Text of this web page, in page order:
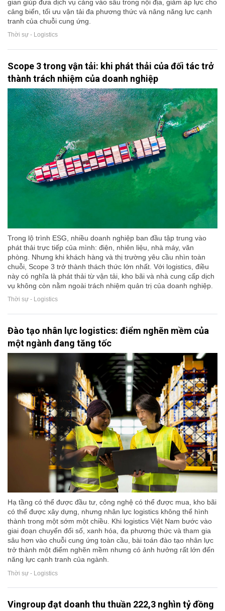
gian giúp đưa dịch vụ cảng vào sâu trong nội địa, giảm áp lực cho
cảng biển, tối ưu vận tải đa phương thức và nâng năng lực cạnh
tranh của chuỗi cung ứng.
Thời sự - Logistics
Scope 3 trong vận tải: khi phát thải của đối tác trở
thành trách nhiệm của doanh nghiệp
Trong lộ trình ESG, nhiều doanh nghiệp ban đầu tập trung vào
phát thải trực tiếp của mình: điện, nhiên liệu, nhà máy, văn
phòng. Nhưng khi khách hàng và thị trường yêu cầu nhìn toàn
chuỗi, Scope 3 trở thành thách thức lớn nhất. Với logistics, điều
này có nghĩa là phát thải từ vận tải, kho bãi và nhà cung cấp dịch
vụ không còn nằm ngoài trách nhiệm quản trị của doanh nghiệp.
Thời sự - Logistics
Đào tạo nhân lực logistics: điểm nghẽn mềm của
một ngành đang tăng tốc
Hạ tầng có thể được đầu tư, công nghệ có thể được mua, kho bãi
có thể được xây dựng, nhưng nhân lực logistics không thể hình
thành trong một sớm một chiều. Khi logistics Việt Nam bước vào
giai đoạn chuyển đổi số, xanh hóa, đa phương thức và tham gia
sâu hơn vào chuỗi cung ứng toàn cầu, bài toán đào tạo nhân lực
trở thành một điểm nghẽn mềm nhưng có ảnh hưởng rất lớn đến
năng lực cạnh tranh của ngành.
Thời sự - Logistics
Vingroup đạt doanh thu thuần 222,3 nghìn tỷ đồng